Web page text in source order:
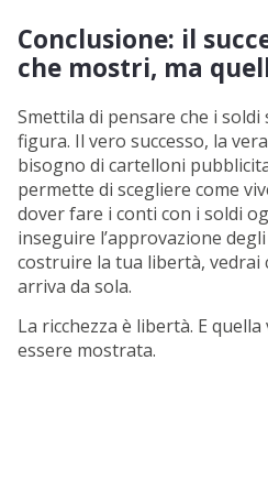
Conclusione: il
che mostri, ma
Smettila di pensare che i
figura. Il vero successo, la
bisogno di cartelloni
permette di scegliere come
dover fare i conti con i soldi
inseguire l’approvazione
costruire la tua libertà, vedrai
arriva da sola.
La ricchezza è libertà. E
essere mostrata.